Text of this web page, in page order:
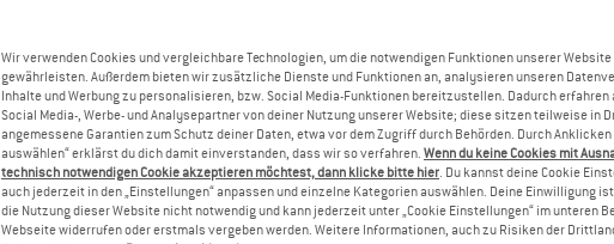
Wir verwenden Cookies und vergleichbare Technologien, um die notwendigen Funktionen unserer Website
gewährleisten. Außerdem bieten wir zusätzliche Dienste und Funktionen an, analysieren unseren
Inhalte und Werbung zu personalisieren, bzw. Social Media-Funktionen bereitzustellen. Dadurch erfahren
Social Media-, Werbe- und Analysepartner von deiner Nutzung unserer Website; diese sitzen teilweise in
angemessene Garantien zum Schutz deiner Daten, etwa vor dem Zugriff durch Behörden. Durch Anklicken
auswählen“ erklärst du dich damit einverstanden, dass wir so verfahren. Wenn du keine Cookies mit
technisch notwendigen Cookie akzeptieren möchtest, dann klicke bitte hier. Du kannst deine Cookie
auch jederzeit in den „Einstellungen“ anpassen und einzelne Kategorien auswählen. Deine Einwilligung
die Nutzung dieser Website nicht notwendig und kann jederzeit unter „Cookie Einstellungen“ im unteren
Webseite widerrufen oder erstmals vergeben werden. Weitere Informationen, auch zu Risiken der